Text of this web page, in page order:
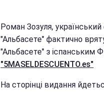
Роман Зозуля,
"Альбасете" фактично
"Альбасете" з іспанським
"5MASELDESCUENTO.es"
На сторінці видання